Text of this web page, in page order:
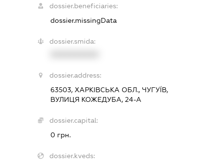
dossier.beneficiaries:
dossier.missingData
dossier.smida:
dossier.address:
63503, ХАРКІВСЬКА ОБЛ., ЧУГУЇВ,
ВУЛИЦЯ КОЖЕДУБА, 24-А
dossier.capital:
0 грн.
dossier.kveds: